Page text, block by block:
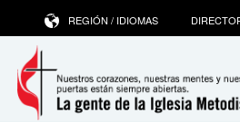
REGIÓN / IDIOMAS